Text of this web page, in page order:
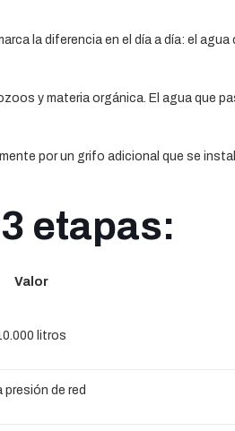
la diferencia en el día a día: el agua
y materia orgánica. El agua que
por un grifo adicional que se
etapas:
Valor
litros
presión de red